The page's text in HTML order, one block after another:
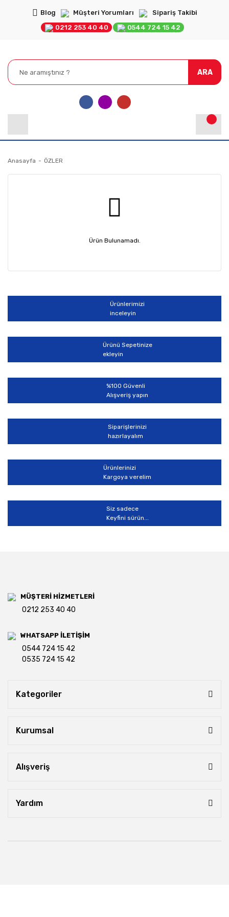
Blog Müşteri Yorumları
Sipariş Takibi
0212 253 40 40
0544 724 15 42
ARA
Anasayfa ÖZLER
Ürün Bulunamadı.
Ürünlerimizi
inceleyin
Ürünü Sepetinize
ekleyin
%100 Güvenli
Alışveriş yapın
Siparişlerinizi
hazırlayalım
Ürünlerinizi
Kargoya verelim
Siz sadece
Keyfini sürün...
MÜŞTERİ HİZMETLERİ
0212 253 40 40
WHATSAPP İLETİŞİM
0544 724 15 42
0535 724 15 42
Kategoriler
Kurumsal
Alışveriş
Yardım